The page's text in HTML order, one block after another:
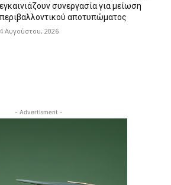
εγκαινιάζουν συνεργασία για μείωση
περιβαλλοντικού αποτυπώματος
4 Αυγούστου, 2026
- Advertisment -